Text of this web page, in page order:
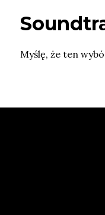
Myślę, że ten